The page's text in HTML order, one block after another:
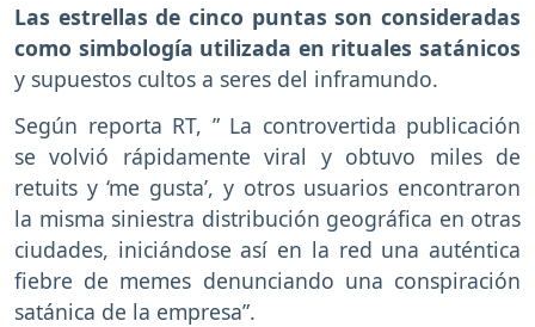
Las estrellas de cinco puntas son consideradas
como simbología utilizada en rituales satánicos
y supuestos cultos a seres del inframundo.
Según reporta RT, ” La controvertida publicación
se volvió rápidamente viral y obtuvo miles de
retuits y ‘me gusta’, y otros usuarios encontraron
la misma siniestra distribución geográfica en otras
ciudades, iniciándose así en la red una auténtica
fiebre de memes denunciando una conspiración
satánica de la empresa”.